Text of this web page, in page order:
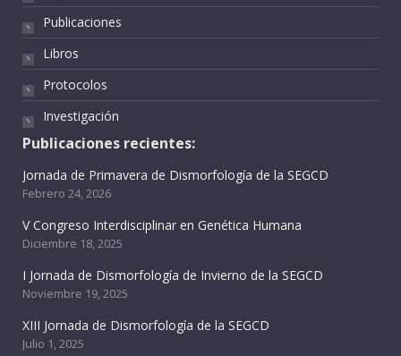
Publicaciones
Libros
Protocolos
Investigación
Publicaciones recientes:
Jornada de Primavera de Dismorfología de la SEGCD
Febrero 24, 2026
V Congreso Interdisciplinar en Genética Humana
Diciembre 18, 2025
I Jornada de Dismorfología de Invierno de la SEGCD
Noviembre 19, 2025
XIII Jornada de Dismorfología de la SEGCD
Julio 1, 2025